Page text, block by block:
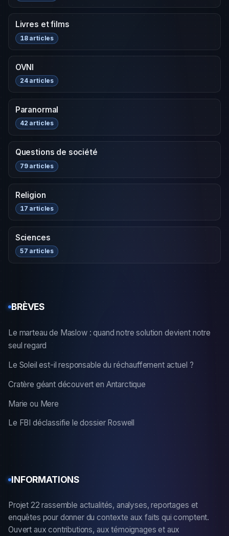
Livres et films
18 articles
OVNI
24 articles
Paranormal
42 articles
Questions de société
79 articles
Religion
17 articles
Sciences
57 articles
BRÈVES
Le marteau de Maslow : quand notre solution devient notre
seul regard
Le Soleil est-il responsable du réchauffement actuel ?
Cratère géant découvert en Antarctique
Marie ou Mere
Le FBI déclassifie le dossier Roswell
INFORMATIONS
Projet 22 rassemble actualités, analyses, reportages et
enquêtes pour donner du contexte aux faits qui comptent.
Ouvert aux contributions, aux témoignages et aux